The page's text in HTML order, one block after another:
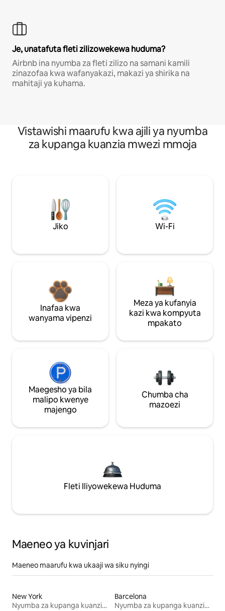
Je, unatafuta fleti zilizowekewa huduma?
Airbnb ina nyumba za fleti zilizo na samani kamili
zinazofaa kwa wafanyakazi, makazi ya shirika na
mahitaji ya kuhama.
Vistawishi maarufu kwa ajili ya nyumba
za kupanga kuanzia mwezi mmoja
Jiko Wi-Fi
Inafaa kwa
wanyama vipenzi
Meza ya kufanyia
kazi kwa kompyuta
mpakato
Maegesho ya bila
malipo kwenye
majengo
Chumba cha
mazoezi
Fleti Iliyowekewa Huduma
Maeneo ya kuvinjari
Maeneo maarufu kwa ukaaji wa siku nyingi
New York
Nyumba za kupanga kuanzia mwezi mmoja
Barcelona
Nyumba za kupanga kuanzia mwezi mmoja